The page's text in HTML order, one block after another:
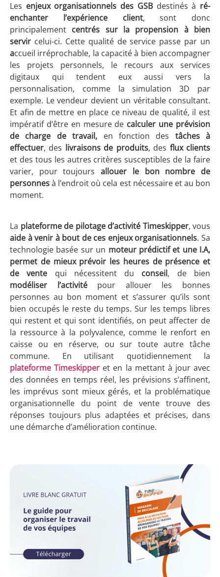
Les enjeux organisationnels des GSBdestinés à ré-
enchanter l’expérience client, sont donc
principalement centrés sur la propension à bien
servir celui-ci. Cette qualité de service passe par un
accueil irréprochable, la capacité à bien accompagner
les projets personnels, le recours aux services
digitaux qui tendent eux aussi vers la
personnalisation, comme la simulation 3D par
exemple. Le vendeur devient un véritable consultant.
Et afin de mettre en place ce niveau de qualité, il est
impératif d’être en mesure de calculer une prévision
de charge de travail, en fonction des tâches à
effectuer, des livraisons de produits, des flux clients
et des tous les autres critères susceptibles de la faire
varier, pour toujoursallouer le bon nombre de
personnesà l’endroit où cela est nécessaire et au bon
moment.
La plateforme de pilotage d’activité Timeskipper, vous
aide à venir à bout de ces enjeux organisationnels. Sa
technologie basée sur un moteur prédictif et une I.A,
permet de mieux prévoir les heures de présence et
de vente qui nécessitent du conseil, de bien
modéliser l’activitépour allouer les bonnes
personnes au bon moment et s’assurer qu’ils sont
bien occupés le reste du temps. Sur les temps libres
qui restent et qui sont identifiés, on peut affecter de
la ressource à la polyvalence, comme le renfort en
caisse ou en réserve, ou sur toute autre tâche
commune. En utilisant quotidiennement la
plateforme Timeskipper et en la mettant à jour avec
des données en temps réel, les prévisions s’affinent,
les imprévus sont mieux gérés, et la problématique
organisationnelle du point de vente trouve des
réponses toujours plus adaptées et précises, dans
une démarche d’amélioration continue.